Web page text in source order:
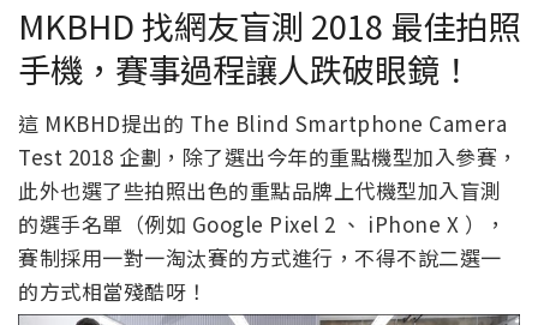
MKBHD 找網友盲測 2018 最佳拍照
手機，賽事過程讓人跌破眼鏡！
這 MKBHD提出的 The Blind Smartphone Camera
Test 2018 企劃，除了選出今年的重點機型加入參賽，
此外也選了些拍照出色的重點品牌上代機型加入盲測
的選手名單（例如 Google Pixel 2 、 iPhone X ），
賽制採用一對一淘汰賽的方式進行，不得不說二選一
的方式相當殘酷呀！